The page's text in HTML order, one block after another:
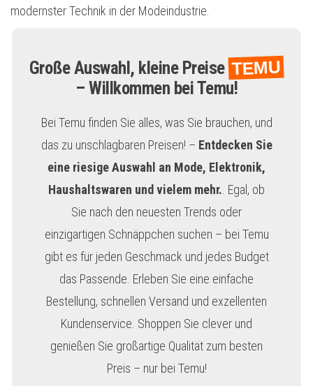
modernster Technik in der Modeindustrie.
Große Auswahl, kleine PreiseTEMU
– Willkommen bei Temu!
Bei Temu finden Sie alles, was Sie brauchen, und
das zu unschlagbaren Preisen! – Entdecken Sie
eine riesige Auswahl an Mode, Elektronik,
Haushaltswaren und vielem mehr. . Egal, ob
Sie nach den neuesten Trends oder
einzigartigen Schnäppchen suchen – bei Temu
gibt es für jeden Geschmack und jedes Budget
das Passende. Erleben Sie eine einfache
Bestellung, schnellen Versand und exzellenten
Kundenservice. Shoppen Sie clever und
genießen Sie großartige Qualität zum besten
Preis – nur bei Temu!